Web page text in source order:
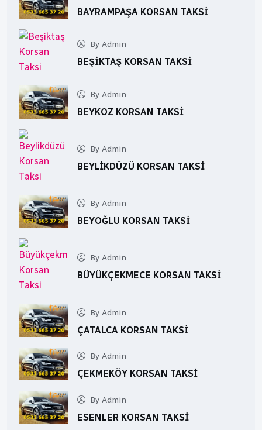
BAYRAMPAŞA KORSAN TAKSI
By Admin
BEŞIKTAŞ KORSAN TAKSI
By Admin
BEYKOZ KORSAN TAKSI
By Admin
BEYLIKDÜZÜ KORSAN TAKSI
By Admin
BEYOĞLU KORSAN TAKSI
By Admin
BÜYÜKÇEKMECE KORSAN TAKSI
By Admin
ÇATALCA KORSAN TAKSI
By Admin
ÇEKMEKÖY KORSAN TAKSI
By Admin
ESENLER KORSAN TAKSI